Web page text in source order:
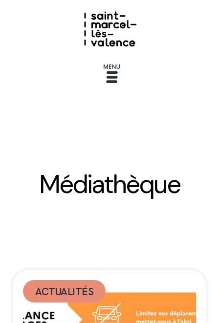
Médiathèque
ACTUALITÉS